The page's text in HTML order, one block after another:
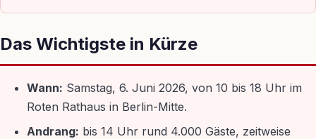
Das Wichtigste in Kürze
Wann: Samstag, 6. Juni 2026, von 10 bis 18 Uhr im
Roten Rathaus in Berlin-Mitte.
Andrang: bis 14 Uhr rund 4.000 Gäste, zeitweise